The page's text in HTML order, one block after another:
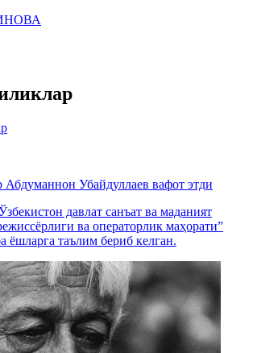
Абдуманнон Убайдуллаев вафот этди
давлат санъат ва маданият
ва операторлик маҳорати”
ёшларга таълим бериб келган.